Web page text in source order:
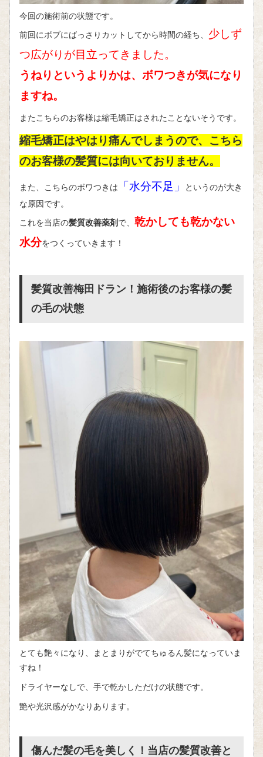
今回の施術前の状態です。
前回にボブにばっさりカットしてから時間の経ち、 少しず
つ広がりが目立ってきました。
うねりというよりかは、ボワつきが気になり
ますね。
またこちらのお客様は縮毛矯正はされたことないそうです。
縮毛矯正はやはり痛んでしまうので、こちら
のお客様の髪質には向いておりません。
また、こちらのボワつきは 「水分不足」
というのが大き
な原因です。
これを当店の髪質改善薬剤 で、 乾かしても乾かない
水分をつくっていきます！
髪質改善梅田ドラン！施術後のお客様の髪
の毛の状態
とても艶々になり、まとまりがでてちゅるん髪になっていま
すね！
ドライヤーなしで、手で乾かしただけの状態です。
艶や光沢感がかなりあります。
傷んだ髪の毛を美しく！当店の髪質改善と